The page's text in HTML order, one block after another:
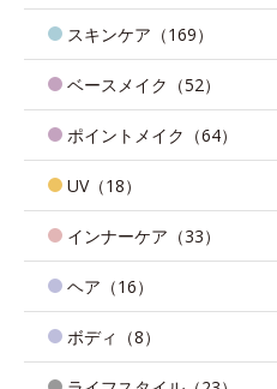
スキンケア（169）
ベースメイク（52）
ポイントメイク（64）
UV（18）
インナーケア（33）
ヘア（16）
ボディ（8）